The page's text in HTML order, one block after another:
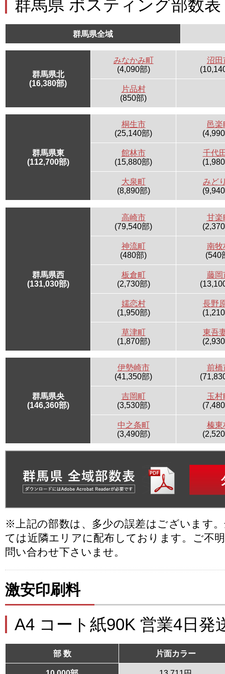
群馬県 ポスティング部数表
群馬県全域
群馬県北
(16,380部)
みなかみ町
(4,090部)
沼田
片品村
(850部)
群馬県東
(112,700部)
桐生市
(25,140部)
邑楽
館林市
(15,880部)
千代
大泉町
(8,890部)
みど
群馬県西
(131,030部)
高崎市
(79,540部)
甘楽
神流町
(480部)
南牧
(540
板倉町
(2,730部)
藤岡
嬬恋村
(1,950部)
長野
草津町
(1,870部)
東吾
群馬県央
(146,360部)
伊勢崎市
(41,350部)
前橋
吉岡町
(3,530部)
玉村
中之条町
(3,490部)
榛東
※上記の部数は、多少の誤差はございます
ては近隣エリアに配布しております。ご不
問い合わせ下さいませ。
激安印刷料
A4 コート紙90K 営業4日発
部 数 片面カラー